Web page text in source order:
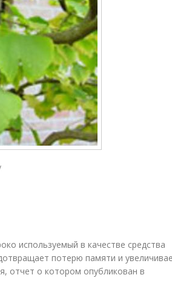
используемый в качестве средства
потерю памяти и
отчет о котором опубликован в